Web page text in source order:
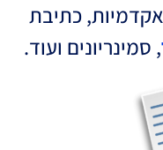
כתיבת
, סמינריונים ועוד.